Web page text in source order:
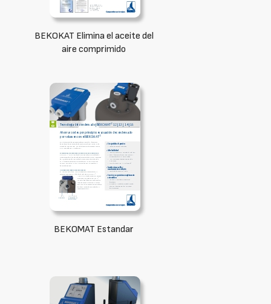
BEKOKAT Elimina el aceite del
aire comprimido
BEKOMAT Estandar